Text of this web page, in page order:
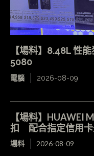
【場料】8.48L 性
5080
電腦 2026-08-09
【場料】HUAWEI
扣 配合指定信用卡
場料 2026-08-09